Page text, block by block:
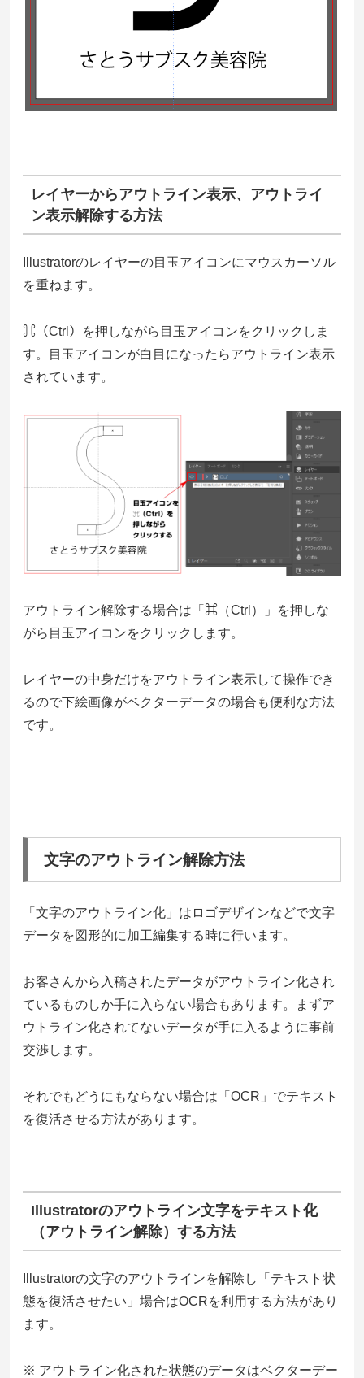
レイヤーからアウトライン表示、アウトライ
ン表示解除する方法
Illustratorのレイヤーの目玉アイコンにマウスカーソル
を重ねます。
⌘（Ctrl）を押しながら目玉アイコンをクリックしま
す。目玉アイコンが白目になったらアウトライン表示
されています。
アウトライン解除する場合は「⌘（Ctrl）」を押しな
がら目玉アイコンをクリックします。
レイヤーの中身だけをアウトライン表示して操作でき
るので下絵画像がベクターデータの場合も便利な方法
です。
文字のアウトライン解除方法
「文字のアウトライン化」はロゴデザインなどで文字
データを図形的に加工編集する時に行います。
お客さんから入稿されたデータがアウトライン化され
ているものしか手に入らない場合もあります。まずア
ウトライン化されてないデータが手に入るように事前
交渉します。
それでもどうにもならない場合は「OCR」でテキスト
を復活させる方法があります。
Illustratorのアウトライン文字をテキスト化
（アウトライン解除）する方法
Illustratorの文字のアウトラインを解除し「テキスト状
態を復活させたい」場合はOCRを利用する方法があり
ます。
※ アウトライン化された状態のデータはベクターデー